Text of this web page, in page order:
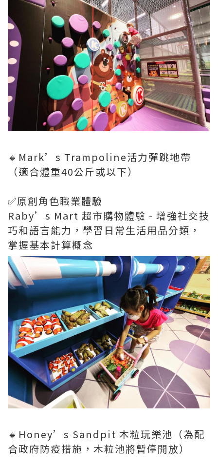
🔸Mark’s Trampoline活力彈跳地帶
（適合體重40公斤或以下）
✅原創角色職業體驗
Raby’s Mart 超市購物體驗 - 增強社交技
巧和語言能力，學習日常生活用品分類，
掌握基本計算概念
🔸Honey’s Sandpit 木粒玩樂池（為配
合政府防疫措施，木粒池將暫停開放）